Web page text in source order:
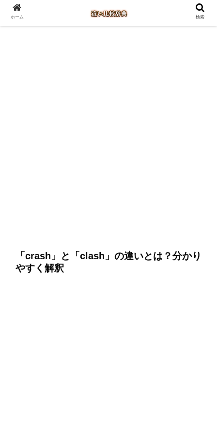
「crash」と「clash」の違いとは？分かり
やすく解釈
ホーム 検索